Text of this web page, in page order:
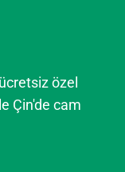
özel
Çin'de cam